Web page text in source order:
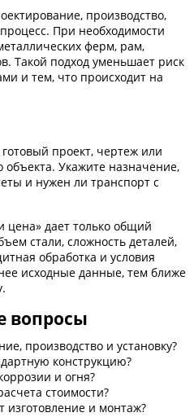
производство,
При необходимости
ферм, рам,
Такой подход уменьшает риск
и тем, что происходит на
проект, чертеж или
Укажите назначение,
и нужен ли транспорт с
цена» дает только общий
стали, сложность деталей,
обработка и условия
исходные данные, тем ближе
вопросы
производство и установку?
конструкцию?
и огня?
стоимости?
изготовление и монтаж?